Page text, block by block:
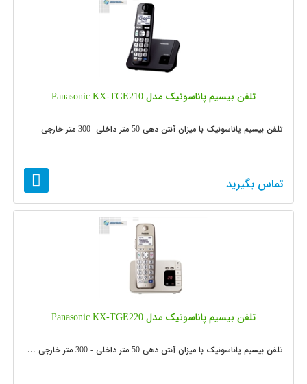
تلفن بیسیم پاناسونیک مدل Panasonic KX-TGE210
تلفن بیسیم پاناسونیک با میزان آنتن دهی 50 متر داخلی -300 متر خارجی
تماس بگیرید
تلفن بیسیم پاناسونیک مدل Panasonic KX-TGE220
تلفن بیسیم پاناسونیک با میزان آنتن دهی 50 متر داخلی - 300 متر خارجی ...